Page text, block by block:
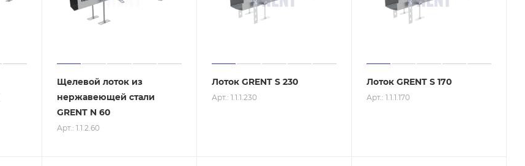
Щелевой лоток из
нержавеющей стали
GRENT N 60
Арт.: 1.1.2.60
Лоток GRENT S 230
Арт.: 1.1.1.230
Лоток GRENT S 170
Арт.: 1.1.1.170